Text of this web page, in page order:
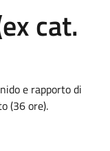
cat.
e rapporto di
(36 ore).